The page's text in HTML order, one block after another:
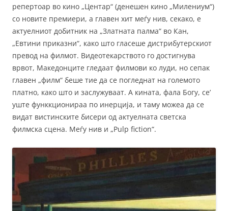
репертоар во кино „Центар“ (денешен кино „Милениум“)
со новите премиери, а главен хит меѓу нив, секако, е
актуелниот добитник на „Златната палма“ во Кан,
„Евтини приказни“, како што гласеше дистрибутерскиот
превод на филмот. Видеотекарството го достигнува
врвот, Македонците гледаат филмови ко луди, но сепак
главен „филм“ беше тие да се погледнат на големото
платно, како што и заслужуваат. А кината, фала Богу, се’
уште функкционираа по инерција, и таму можеа да се
видат вистинските бисери од актуелната светска
филмска сцена. Меѓу нив и „Pulp fiction“.